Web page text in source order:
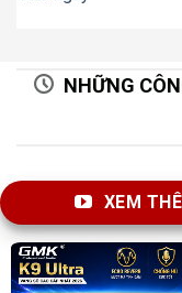
NHỮNG
XEM